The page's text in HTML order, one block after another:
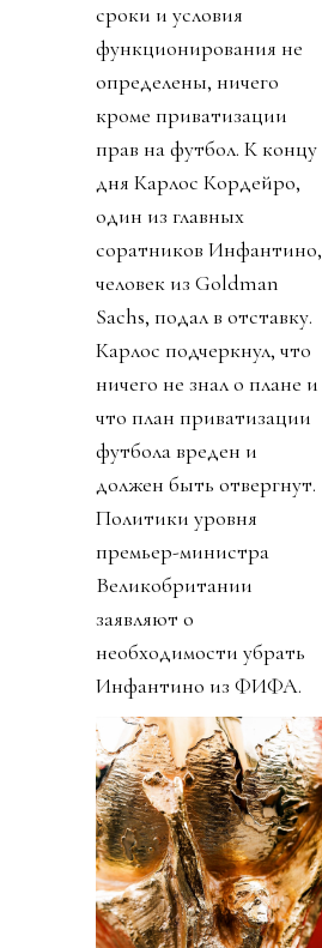
сроки и условия
функционирования не
определены, ничего
кроме приватизации
прав на футбол. К концу
дня Карлос Кордейро,
один из главных
соратников Инфантино,
человек из Goldman
Sachs, подал в отставку.
Карлос подчеркнул, что
ничего не знал о плане и
что план приватизации
футбола вреден и
должен быть отвергнут.
Политики уровня
премьер-министра
Великобритании
заявляют о
необходимости убрать
Инфантино из ФИФА.